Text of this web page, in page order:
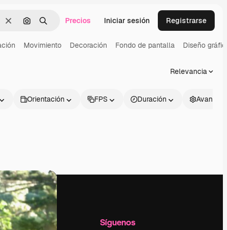
BorrarBuscar por imagen
BuscarPrecios Iniciar sesión Registrarse
Movimiento Decoración Fondo de pantalla Diseño
Relevancia
Orientación FPS Duración
Empresa Síguenos